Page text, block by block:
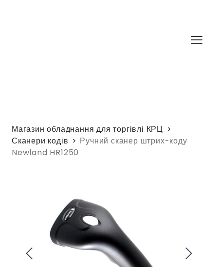
Магазин обладнання для торгівлі КРЦ
Сканери кодів
Ручний сканер штрих-коду
Newland HR1250